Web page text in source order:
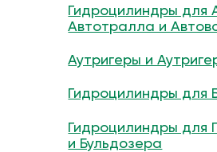
Гидроцилиндры для
Автотралла и
Аутригеры и
Гидроцилиндры для
Гидроцилиндры для
и Бульдозера